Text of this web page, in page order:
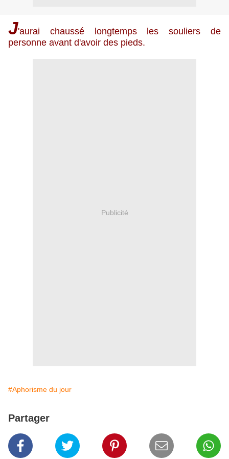
J'aurai chaussé longtemps les souliers de
personne avant d'avoir des pieds.
Publicité
#Aphorisme du jour
Partager